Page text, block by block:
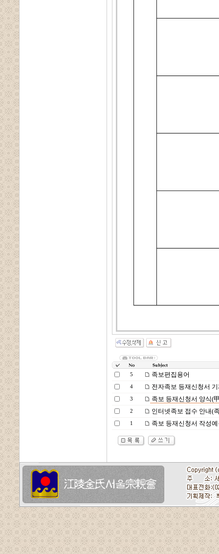
5 족보편집용어
4 전자족보 등재신청서
3 족보 등재신청서 양식(
2 인터넷족보 접수 안내(
1 족보 등재신청서 작성